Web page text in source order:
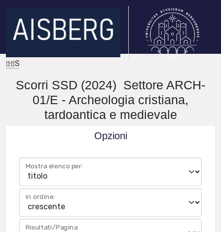
IRIS
Scorri SSD (2024) Settore ARCH-
01/E - Archeologia cristiana,
tardoantica e medievale
Opzioni
Mostra elenco per:
in ordine:
Risultati/Pagina